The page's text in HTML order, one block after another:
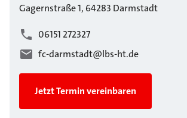
Gagernstraße1, 64283 Darmstadt
06151 272327
fc-darmstadt@lbs-ht.de
Jetzt Termin vereinbaren